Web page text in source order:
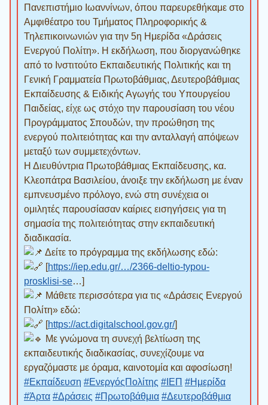
Πανεπιστήμιο Ιωαννίνων, όπου παρευρεθήκαμε στο
Αμφιθέατρο του Τμήματος Πληροφορικής &
Τηλεπικοινωνιών για την 5η Ημερίδα «Δράσεις
Ενεργού Πολίτη». Η εκδήλωση, που διοργανώθηκε
από το Ινστιτούτο Εκπαιδευτικής Πολιτικής και τη
Γενική Γραμματεία Πρωτοβάθμιας, Δευτεροβάθμιας
Εκπαίδευσης & Ειδικής Αγωγής του Υπουργείου
Παιδείας, είχε ως στόχο την παρουσίαση του νέου
Προγράμματος Σπουδών, την προώθηση της
ενεργού πολιτειότητας και την ανταλλαγή απόψεων
μεταξύ των συμμετεχόντων.
Η Διευθύντρια Πρωτοβάθμιας Εκπαίδευσης, κα.
Κλεοπάτρα Βασιλείου, άνοιξε την εκδήλωση με έναν
εμπνευσμένο πρόλογο, ενώ στη συνέχεια οι
ομιλητές παρουσίασαν καίριες εισηγήσεις για τη
σημασία της πολιτειότητας στην εκπαιδευτική
διαδικασία.
Δείτε το πρόγραμμα της εκδήλωσης εδώ:
[https://iep.edu.gr/…/2366-deltio-typou-
prosklisi-se…]
Μάθετε περισσότερα για τις «Δράσεις Ενεργού
Πολίτη» εδώ:
[https://act.digitalschool.gov.gr/]
Με γνώμονα τη συνεχή βελτίωση της
εκπαιδευτικής διαδικασίας, συνεχίζουμε να
εργαζόμαστε με όραμα, καινοτομία και αφοσίωση!
#Εκπαίδευση #ΕνεργόςΠολίτης #ΙΕΠ #Ημερίδα
#Άρτα #Δράσεις #Πρωτοβάθμια #Δευτεροβάθμια